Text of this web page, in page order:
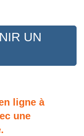
UN
ligne à
une